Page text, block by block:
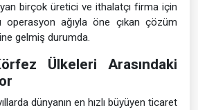
birçok üretici ve ithalatçı firma için
ağıyla öne çıkan çözüm
gelmiş durumda.
Ülkeleri Arasındaki
dünyanın en hızlı büyüyen ticaret